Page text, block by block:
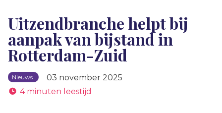
Uitzendbranche helpt bij
aanpak van bijstand in
Rotterdam-Zuid
Nieuws
03 november 2025
4 minuten leestijd